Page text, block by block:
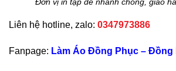
Đơn vị in tạp dề nhanh chóng, giao
Liên hệ hotline, zalo: 0347973886
Fanpage: Làm Áo Đồng Phục – Đồng